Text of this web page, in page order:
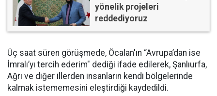
yönelik projeleri
reddediyoruz
Üç saat süren görüşmede, Öcalan'ın “Avrupa’dan ise
İmralı’yı tercih ederim" dediği ifade edilerek, Şanlıurfa,
Ağrı ve diğer illerden insanların kendi bölgelerinde
kalmak istememesini eleştirdiği kaydedildi.